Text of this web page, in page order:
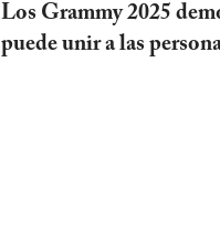
Los Grammy 2025
puede unir a las